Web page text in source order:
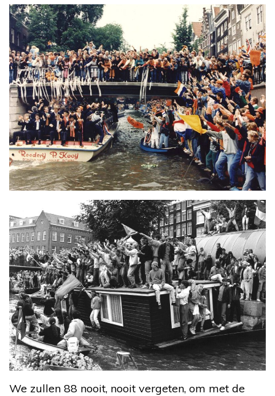
We zullen 88 nooit, nooit vergeten, om met de